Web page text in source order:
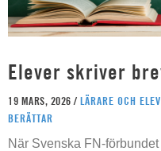
Elever skriver
19 MARS, 2026 / LÄRARE OCH
BERÄTTAR
När Svenska FN-